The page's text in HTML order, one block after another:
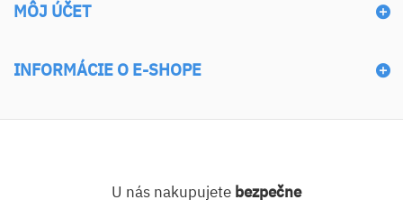
MÔJ ÚČET
INFORMÁCIE O E-SHOPE
U nás nakupujete bezpečne